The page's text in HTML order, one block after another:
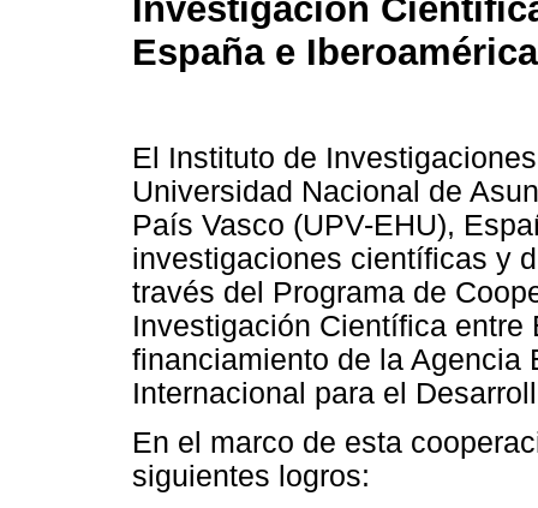
Investigación
España e Iberoamérica
El Instituto de
Universidad Nacional de
País Vasco (UPV-EHU),
investigaciones científicas y
través del Programa de
Investigación Científica entre
financiamiento de la Agencia
Internacional para el
En el marco de esta
siguientes logros: